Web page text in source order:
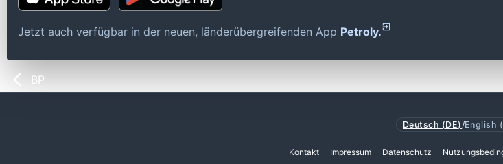
Jetzt auch verfügbar in der neuen, länderübergreifenden App Petroly.
BP
Deutsch (DE) /English
Kontakt Impressum Datenschutz